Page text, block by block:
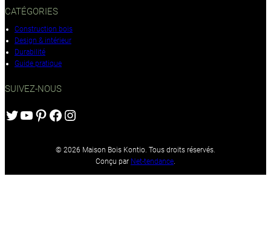
CATÉGORIES
Construction bois
Design & intérieur
Durabilité
Guide pratique
SUIVEZ-NOUS
Twitter YouTube Pinterest Facebook Instagram
© 2026 Maison Bois Kontio. Tous droits réservés.
Conçu par Net-tendance